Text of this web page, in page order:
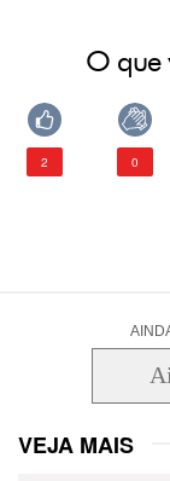
O que
2 0
VEJA MAIS